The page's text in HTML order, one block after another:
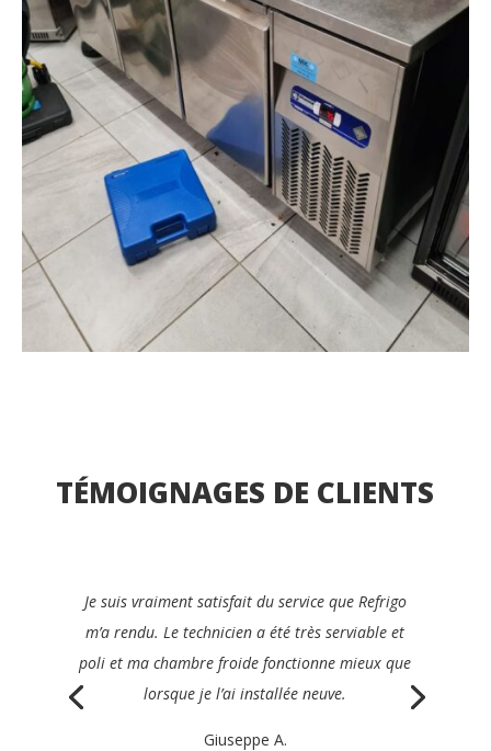
TÉMOIGNAGES DE CLIENTS
Je recommanderais avec plaisir Refrigo à tous les
gérants du secteur de la restauration. Ils ont été
rapides, clairs, efficaces et très amicaux, et ont
réparé mon appareil le jour même.
Philippe K.